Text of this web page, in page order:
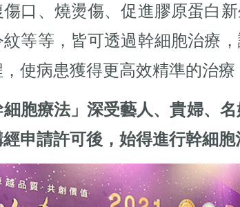
口、燒燙傷、促進膠原蛋白
等等，皆可透過幹細胞治療
使病患獲得更高效精準的治療
細胞療法」深受藝人、貴婦、
申請許可後，始得進行幹細胞